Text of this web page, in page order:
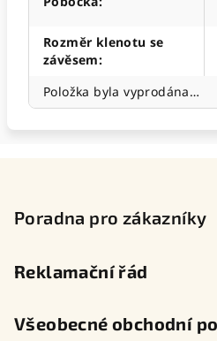
Rozměr klenotu se
závěsem:
Položka byla vyprodána…
Poradna pro zákazníky
Reklamační řád
Všeobecné obchodní